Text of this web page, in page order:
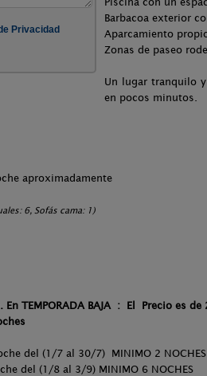
Barbacoa exterior
Aparcamiento
Zonas de paseo
Un lugar tranquilo
en pocos minutos.
aproximadamente
6, Sofás cama: 1)
TEMPORADA BAJA : El Precio es
del (1/7 al 30/7) MINIMO 2 NOCHES
del (1/8 al 3/9) MINIMO 6 NOCHES